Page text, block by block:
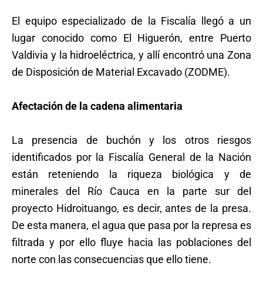
El equipo especializado de la Fiscalía llegó a un
lugar conocido como El Higuerón, entre Puerto
Valdivia y la hidroeléctrica, y allí encontró una Zona
de Disposición de Material Excavado (ZODME).
Afectación de la cadena alimentaria
La presencia de buchón y los otros riesgos
identificados por la Fiscalía General de la Nación
están reteniendo la riqueza biológica y de
minerales del Río Cauca en la parte sur del
proyecto Hidroituango, es decir, antes de la presa.
De esta manera, el agua que pasa por la represa es
filtrada y por ello fluye hacia las poblaciones del
norte con las consecuencias que ello tiene.